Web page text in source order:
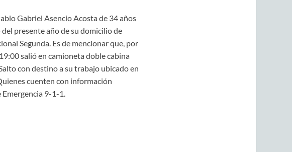
Gabriel Asencio Acosta de 34 años
presente año de su domicilio de
Segunda. Es de mencionar que, por
salió en camioneta doble cabina
con destino a su trabajo ubicado en
cuenten con información
Emergencia 9-1-1.